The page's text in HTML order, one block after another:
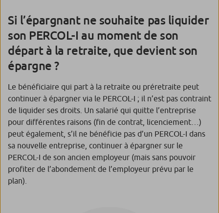
Si l’épargnant ne souhaite pas liquider
son PERCOL-I au moment de son
départ à la retraite, que devient son
épargne ?
Le bénéficiaire qui part à la retraite ou préretraite peut
continuer à épargner via le PERCOL-I ; il n’est pas contraint
de liquider ses droits. Un salarié qui quitte l’entreprise
pour différentes raisons (fin de contrat, licenciement…)
peut également, s’il ne bénéficie pas d’un PERCOL-I dans
sa nouvelle entreprise, continuer à épargner sur le
PERCOL-I de son ancien employeur (mais sans pouvoir
profiter de l’abondement de l’employeur prévu par le
plan).